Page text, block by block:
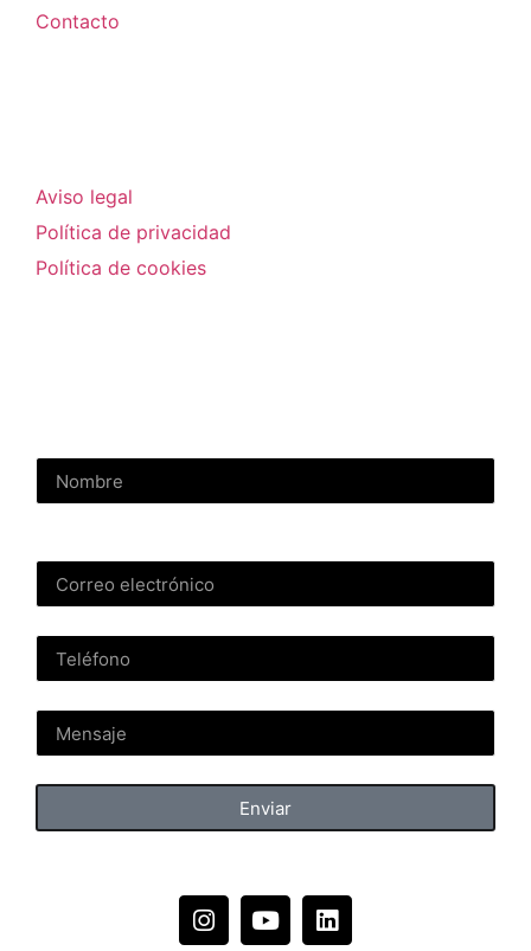
Contacto
Aviso legal
Política de privacidad
Política de cookies
Enviar